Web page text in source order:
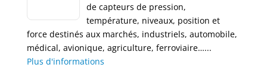
de capteurs de pression,
température, niveaux, position et
force destinés aux marchés, industriels, automobile,
médical, avionique, agriculture, ferroviaire…...
Plus d'informations